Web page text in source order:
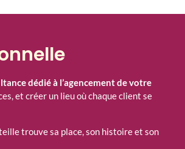
dédié à l’agencement de votre
et créer un lieu où chaque client se
trouve sa place, son histoire et son